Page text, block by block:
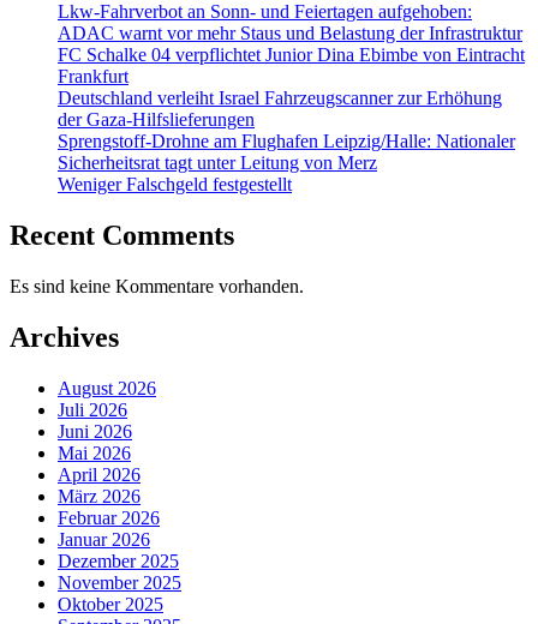
Lkw-Fahrverbot an Sonn- und Feiertagen aufgehoben:
ADAC warnt vor mehr Staus und Belastung der Infrastruktur
FC Schalke 04 verpflichtet Junior Dina Ebimbe von Eintracht
Frankfurt
Deutschland verleiht Israel Fahrzeugscanner zur Erhöhung
der Gaza-Hilfslieferungen
Sprengstoff-Drohne am Flughafen Leipzig/Halle: Nationaler
Sicherheitsrat tagt unter Leitung von Merz
Weniger Falschgeld festgestellt
Recent Comments
Es sind keine Kommentare vorhanden.
Archives
August 2026
Juli 2026
Juni 2026
Mai 2026
April 2026
März 2026
Februar 2026
Januar 2026
Dezember 2025
November 2025
Oktober 2025